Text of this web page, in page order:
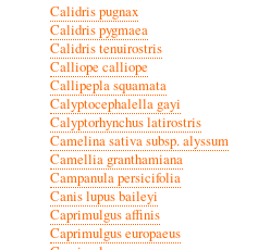
Calidris pugnax
Calidris pygmaea
Calidris tenuirostris
Calliope calliope
Callipepla squamata
Calyptocephalella gayi
Calyptorhynchus latirostris
Camelina sativa subsp. alyssum
Camellia granthamiana
Campanula persicifolia
Canis lupus baileyi
Caprimulgus affinis
Caprimulgus europaeus